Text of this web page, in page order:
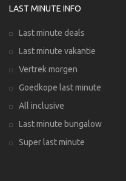
LAST MINUTE INFO
Last minute deals
Last minute vakantie
Vertrek morgen
Goedkope last minute
All inclusive
Last minute bungalow
Super last minute